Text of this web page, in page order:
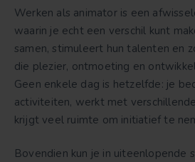
Werken als animator is een
waarin je echt een verschil kunt
samen, stimuleert hun talenten en
die plezier, ontmoeting en
Geen enkele dag is hetzelfde: je
activiteiten, werkt met
krijgt veel ruimte om initiatief te
Bovendien kun je in uiteenlopende